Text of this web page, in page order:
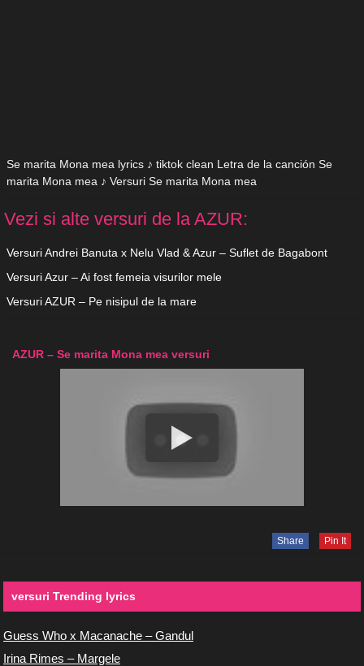
Se marita Mona mea lyrics ♪ tiktok clean Letra de la canción Se
marita Mona mea ♪ Versuri Se marita Mona mea
Vezi si alte versuri de la AZUR:
Versuri Andrei Banuta x Nelu Vlad & Azur – Suflet de Bagabont
Versuri Azur – Ai fost femeia visurilor mele
Versuri AZUR – Pe nisipul de la mare
AZUR – Se marita Mona mea versuri
Share Pin It
versuri Trending lyrics
Guess Who x Macanache – Gandul
Irina Rimes – Margele